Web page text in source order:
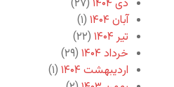
دی ۱۴۰۴
(۲۷)
آبان ۱۴۰۴
(۱)
تیر ۱۴۰۴
(۲۲)
خرداد ۱۴۰۴
(۲۹)
اردیبهشت ۱۴۰۴
(۱)